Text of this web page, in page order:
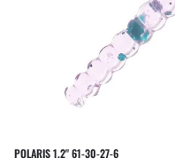
POLARIS 1.2" 61-30-27-6